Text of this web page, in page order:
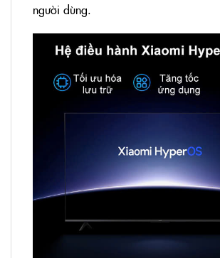
người dùng.